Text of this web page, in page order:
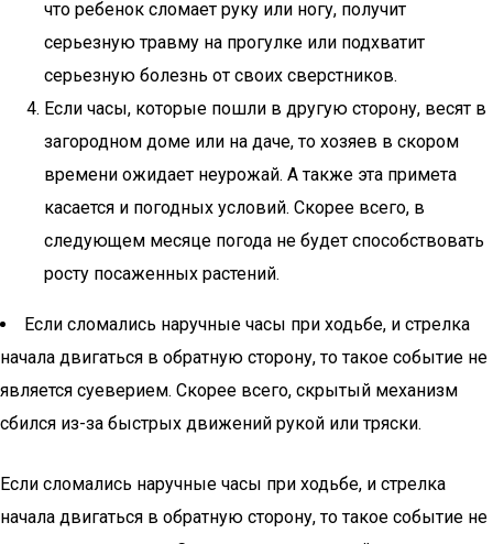
что ребенок сломает руку или ногу, получит
серьезную травму на прогулке или подхватит
серьезную болезнь от своих сверстников.
Если часы, которые пошли в другую сторону, весят в
загородном доме или на даче, то хозяев в скором
времени ожидает неурожай. А также эта примета
касается и погодных условий. Скорее всего, в
следующем месяце погода не будет способствовать
росту посаженных растений.
Если сломались наручные часы при ходьбе, и стрелка
начала двигаться в обратную сторону, то такое событие не
является суеверием. Скорее всего, скрытый механизм
сбился из-за быстрых движений рукой или тряски.
Если сломались наручные часы при ходьбе, и стрелка
начала двигаться в обратную сторону, то такое событие не